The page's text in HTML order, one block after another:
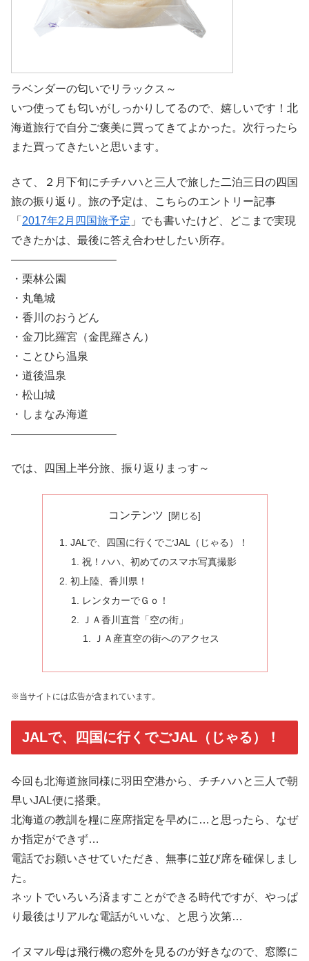
ラベンダーの匂いでリラックス～
いつ使っても匂いがしっかりしてるので、嬉しいです！北
海道旅行で自分ご褒美に買ってきてよかった。次行ったら
また買ってきたいと思います。
さて、２月下旬にチチハハと三人で旅した二泊三日の四国
旅の振り返り。旅の予定は、こちらのエントリー記事
「 2017年2月四国旅予定 」でも書いたけど、どこまで実現
できたかは、最後に答え合わせしたい所存。
—————————–
・栗林公園
・丸亀城
・香川のおうどん
・金刀比羅宮（金毘羅さん）
・ことひら温泉
・道後温泉
・松山城
・しまなみ海道
—————————–
では、四国上半分旅、振り返りまっす～
コンテンツ
JALで、四国に行くでごJAL（じゃる）！
祝！ハハ、初めてのスマホ写真撮影
初上陸、香川県！
レンタカーでＧｏ！
ＪＡ香川直営「空の街」
ＪＡ産直空の街へのアクセス
※当サイトには広告が含まれています。
JALで、四国に行くでごJAL（じゃる）！
今回も北海道旅同様に羽田空港から、チチハハと三人で朝
早いJAL便に搭乗。
北海道の教訓を糧に座席指定を早めに…と思ったら、なぜ
か指定ができず…
電話でお願いさせていただき、無事に並び席を確保しまし
た。
ネットでいろいろ済ますことができる時代ですが、やっぱ
り最後はリアルな電話がいいな、と思う次第…
イヌマル母は飛行機の窓外を見るのが好きなので、窓際に